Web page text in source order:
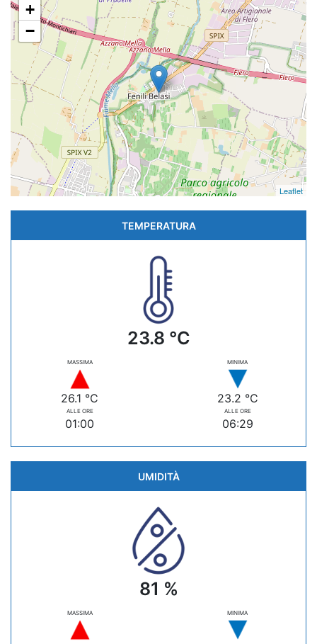
+
−
Leaflet
TEMPERATURA
23.8 °C
MASSIMA
26.1 °C
ALLE ORE
01:00
MINIMA
23.2 °C
ALLE ORE
06:29
UMIDITÀ
81 %
MASSIMA MINIMA